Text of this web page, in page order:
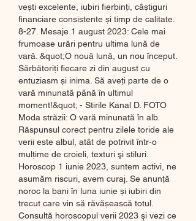
vești excelente, iubiri fierbinți, câștiguri
financiare consistente și timp de calitate.
8-27. Mesaje 1 august 2023: Cele mai
frumoase urări pentru ultima lună de
vară. &quot;O nouă lună, un nou început.
Sărbătoriți fiecare zi din august cu
entuziasm și inima. Să aveți parte de o
vară minunată până în ultimul
moment!&quot; - Stirile Kanal D. FOTO
Moda străzii: O vară minunată în alb.
Răspunsul corect pentru zilele toride ale
verii este albul, atât de potrivit într-o
mulţime de croieli, texturi şi stiluri.
Horoscop 1 iunie 2023, suntem activi, ne
asumăm riscuri, avem curaj. Se anunță
noroc la bani în luna iunie și iubiri din
trecut care vin să răvășească totul.
Consultă horoscopul verii 2023 şi vezi ce